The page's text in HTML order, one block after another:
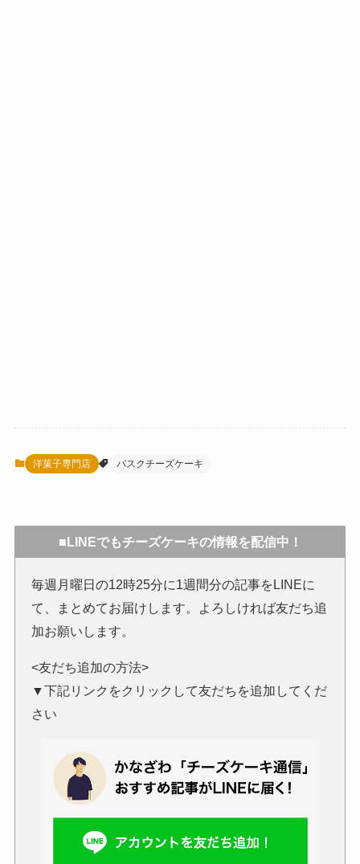
洋菓子専門店 バスクチーズケーキ
■LINEでもチーズケーキの情報を配信中！
毎週月曜日の12時25分に1週間分の記事をLINEに
て、まとめてお届けします。よろしければ友だち追
加お願いします。
<友だち追加の方法>
▼下記リンクをクリックして友だちを追加してくだ
さい